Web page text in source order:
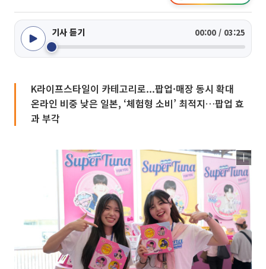
기사 듣기 00:00 / 03:25
K라이프스타일이 카테고리로...팝업·매장 동시 확대
온라인 비중 낮은 일본, ‘체험형 소비’ 최적지…팝업 효
과 부각